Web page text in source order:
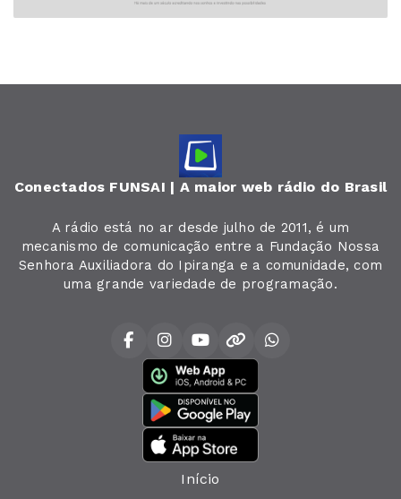
Conectados FUNSAI | A maior web rádio do Brasil
A rádio está no ar desde julho de 2011, é um
mecanismo de comunicação entre a Fundação Nossa
Senhora Auxiliadora do Ipiranga e a comunidade, com
uma grande variedade de programação.
Início